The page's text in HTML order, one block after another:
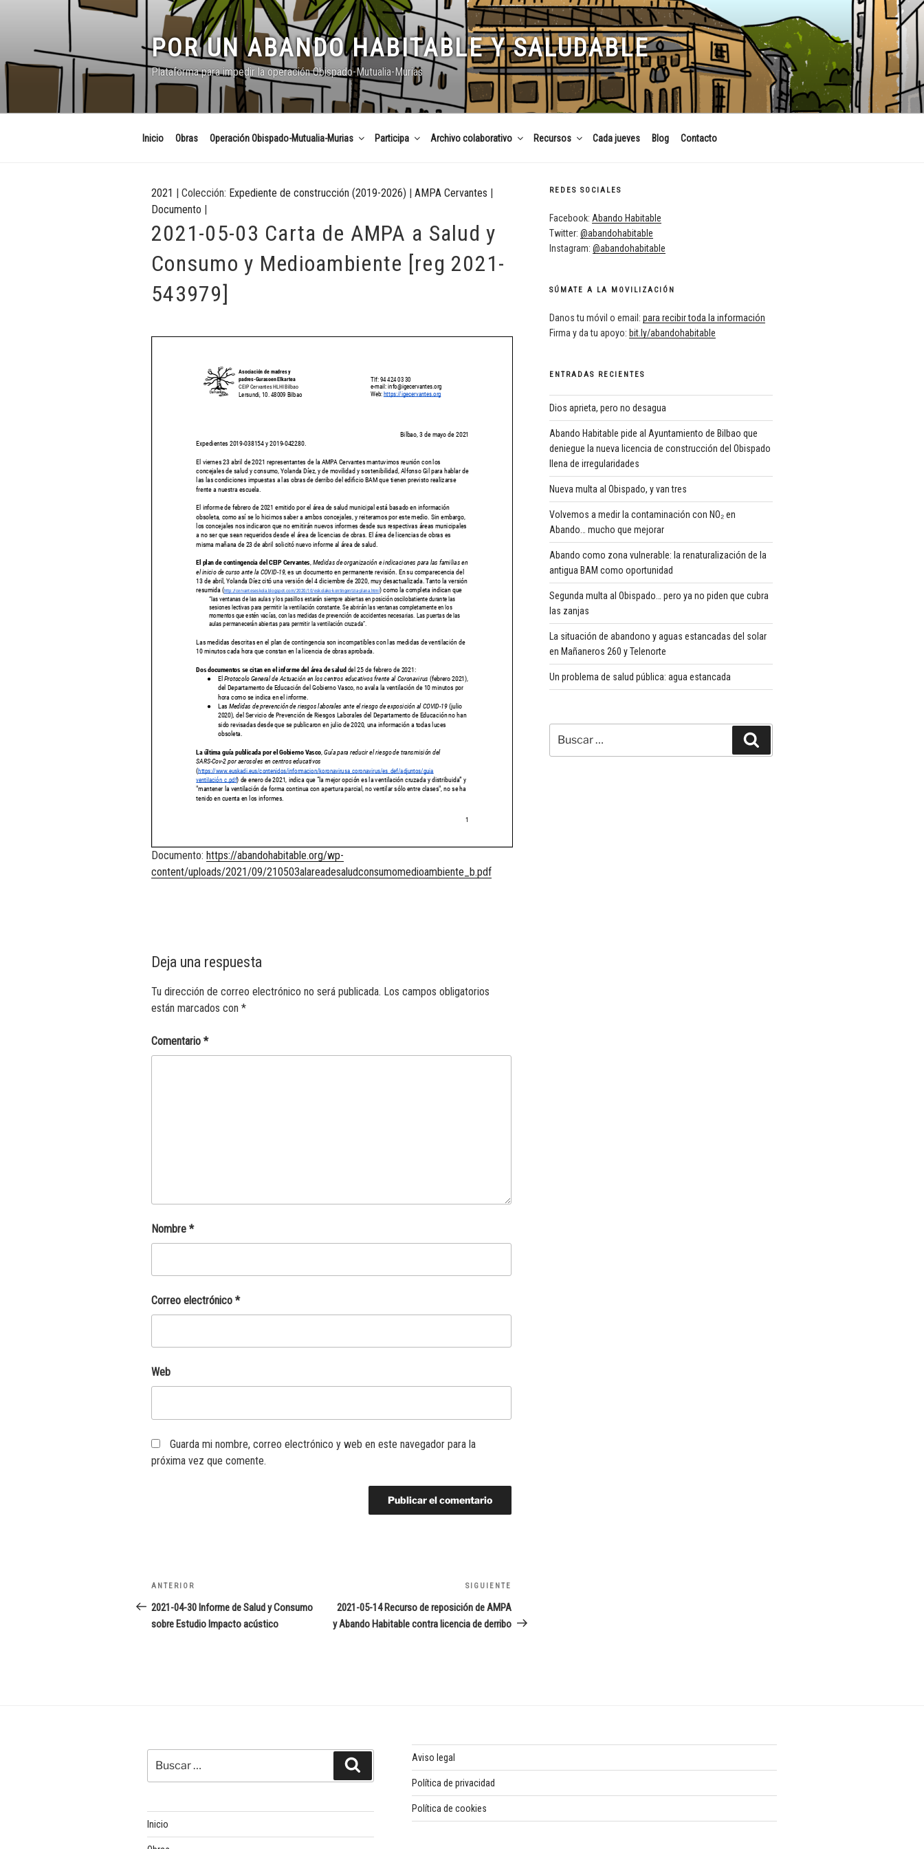
POR UN ABANDO HABITABLE Y SALUDABLE
Plataforma para impedir la operación Obispado-Mutualia-Murias
Inicio Obras Operación Obispado-Mutualia-Murias Participa Archivo colaborativo Recursos Cada jueves Blog Contacto
2021 | Colección: Expediente de construcción (2019-2026) | AMPA Cervantes |
Documento |
2021-05-03 Carta de AMPA a Salud y
Consumo y Medioambiente [reg 2021-
543979]
Documento: https://abandohabitable.org/wp-
content/uploads/2021/09/210503alareadesaludconsumomedioambiente_b.pdf
Deja una respuesta
Tu dirección de correo electrónico no será publicada. Los campos obligatorios
están marcados con *
Comentario *
Nombre *
Correo electrónico *
Web
Guarda mi nombre, correo electrónico y web en este navegador para la
próxima vez que comente.
Navegación
de
entradas
Entrada
anterior:
ANTERIOR
2021-04-30 Informe de Salud y Consumo
sobre Estudio Impacto acústico
SIGUIENTE
2021-05-14 Recurso de reposición de AMPA
y Abando Habitable contra licencia de derribo
REDES SOCIALES
Facebook: Abando Habitable
Twitter: @abandohabitable
Instagram: @abandohabitable
SÚMATE A LA MOVILIZACIÓN
Danos tu móvil o email: para recibir toda la información
Firma y da tu apoyo: bit.ly/abandohabitable
ENTRADAS RECIENTES
Dios aprieta, pero no desagua
Abando Habitable pide al Ayuntamiento de Bilbao que
deniegue la nueva licencia de construcción del Obispado
llena de irregularidades
Nueva multa al Obispado, y van tres
Volvemos a medir la contaminación con NO₂ en
Abando… mucho que mejorar
Abando como zona vulnerable: la renaturalización de la
antigua BAM como oportunidad
Segunda multa al Obispado… pero ya no piden que cubra
las zanjas
La situación de abandono y aguas estancadas del solar
en Mañaneros 260 y Telenorte
Un problema de salud pública: agua estancada
por:
por:
Inicio
Aviso legal
Política de privacidad
Política de cookies